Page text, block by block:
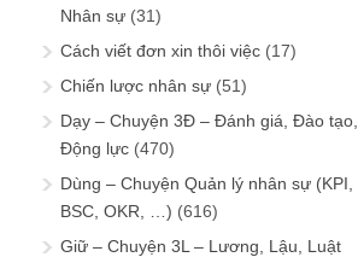
Nhân sự (31)
Cách viết đơn xin thôi việc (17)
Chiến lược nhân sự (51)
Dạy – Chuyện 3Đ – Đánh giá, Đào tạo,
Động lực (470)
Dùng – Chuyện Quản lý nhân sự (KPI,
BSC, OKR, …) (616)
Giữ – Chuyện 3L – Lương, Lậu, Luật